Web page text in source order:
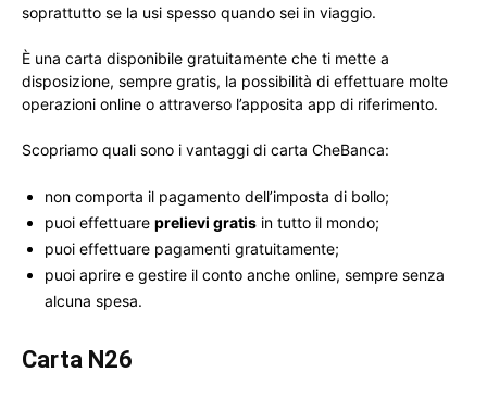
soprattutto se la usi spesso quando sei in viaggio.
È una carta disponibile gratuitamente che ti mette a
disposizione, sempre gratis, la possibilità di effettuare molte
operazioni online o attraverso l’apposita app di riferimento.
Scopriamo quali sono i vantaggi di carta CheBanca:
non comporta il pagamento dell’imposta di bollo;
puoi effettuare prelievi gratis in tutto il mondo;
puoi effettuare pagamenti gratuitamente;
puoi aprire e gestire il conto anche online, sempre senza
alcuna spesa.
Carta N26